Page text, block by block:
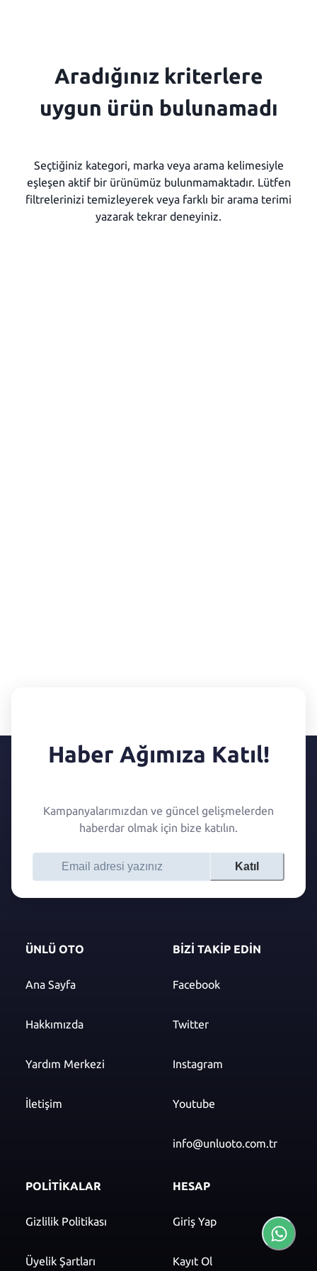
Aradığınız kriterlere
uygun ürün bulunamadı
Seçtiğiniz kategori, marka veya arama kelimesiyle
eşleşen aktif bir ürünümüz bulunmamaktadır. Lütfen
filtrelerinizi temizleyerek veya farklı bir arama terimi
yazarak tekrar deneyiniz.
Haber Ağımıza Katıl!
Kampanyalarımızdan ve güncel gelişmelerden
haberdar olmak için bize katılın.
Katıl
ÜNLÜ OTO
Ana Sayfa
Hakkımızda
Yardım Merkezi
İletişim
BİZİ TAKİP EDİN
Facebook
Twitter
Instagram
Youtube
info@unluoto.com.tr
POLİTİKALAR
Gizlilik Politikası
Üyelik Şartları
HESAP
Giriş Yap
Kayıt Ol